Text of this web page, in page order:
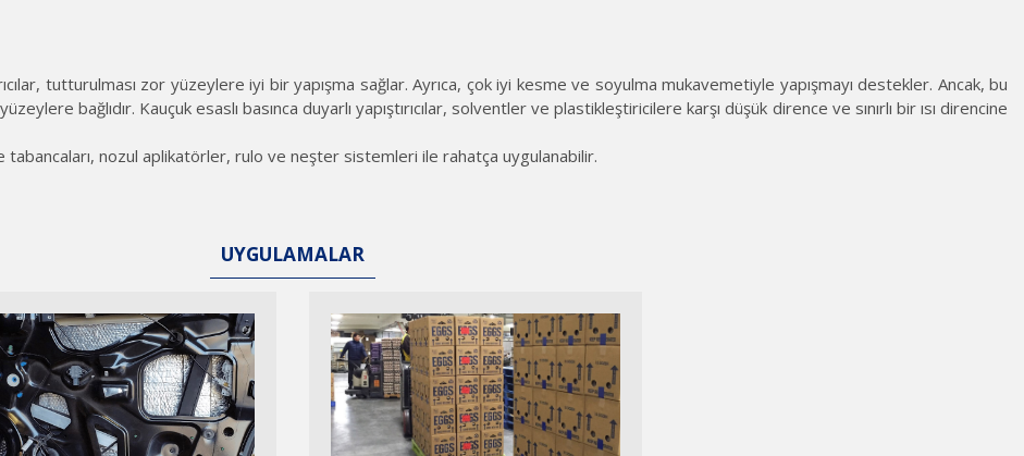
tutturulması zor yüzeylere iyi bir yapışma sağlar. Ayrıca, çok iyi kesme ve soyulma mukavemetiyle yapışmayı destekler. Ancak, bu
bağlıdır. Kauçuk esaslı basınca duyarlı yapıştırıcılar, solventler ve plastikleştiricilere karşı düşük dirence ve sınırlı bir ısı direncine
tabancaları, nozul aplikatörler, rulo ve neşter sistemleri ile rahatça uygulanabilir.
UYGULAMALAR